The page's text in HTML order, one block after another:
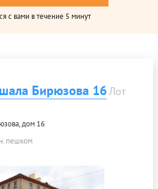
с вами в течение 5 минут
Бирюзова 16Лот
дом 16
пешком